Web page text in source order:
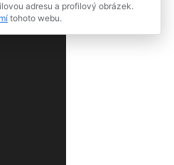
3 / 5
adresu a profilový obrázek.
tohoto webu.